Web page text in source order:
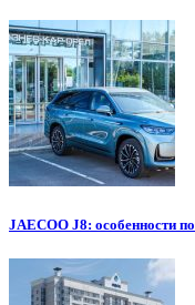
JAECOO J8: особенности